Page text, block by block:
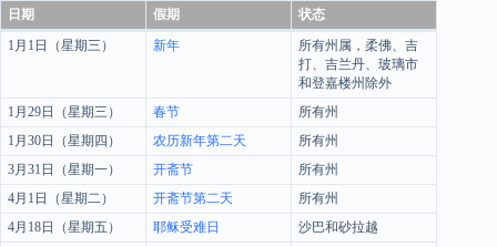
日期 假期
状态
1月1日（星期三）
新年
所有州属，柔佛、吉
打、吉兰丹、玻璃市
和登嘉楼州除外
1月29日（星期三）
春节
所有州
1月30日（星期四）
农历新年第二天
所有州
3月31日（星期一）
开斋节
所有州
4月1日（星期二）
开斋节第二天
所有州
4月18日（星期五）
耶稣受难日
沙巴和砂拉越